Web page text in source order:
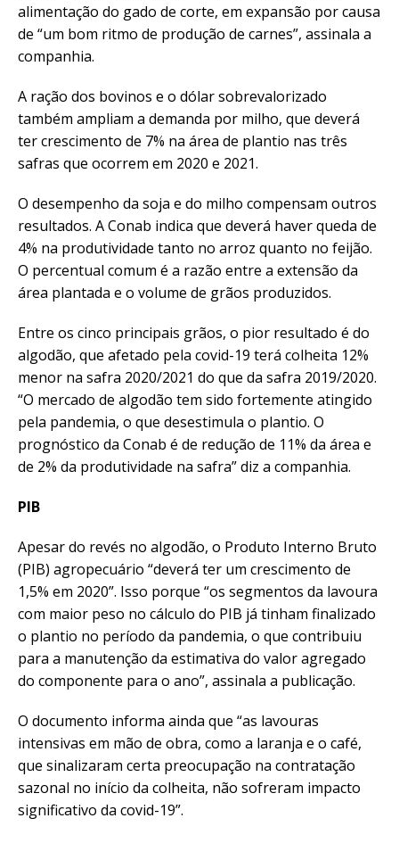
alimentação do gado de corte, em expansão por causa
de “um bom ritmo de produção de carnes”, assinala a
companhia.
A ração dos bovinos e o dólar sobrevalorizado
também ampliam a demanda por milho, que deverá
ter crescimento de 7% na área de plantio nas três
safras que ocorrem em 2020 e 2021.
O desempenho da soja e do milho compensam outros
resultados. A Conab indica que deverá haver queda de
4% na produtividade tanto no arroz quanto no feijão.
O percentual comum é a razão entre a extensão da
área plantada e o volume de grãos produzidos.
Entre os cinco principais grãos, o pior resultado é do
algodão, que afetado pela covid-19 terá colheita 12%
menor na safra 2020/2021 do que da safra 2019/2020.
“O mercado de algodão tem sido fortemente atingido
pela pandemia, o que desestimula o plantio. O
prognóstico da Conab é de redução de 11% da área e
de 2% da produtividade na safra” diz a companhia.
PIB
Apesar do revés no algodão, o Produto Interno Bruto
(PIB) agropecuário “deverá ter um crescimento de
1,5% em 2020”. Isso porque “os segmentos da lavoura
com maior peso no cálculo do PIB já tinham finalizado
o plantio no período da pandemia, o que contribuiu
para a manutenção da estimativa do valor agregado
do componente para o ano”, assinala a publicação.
O documento informa ainda que “as lavouras
intensivas em mão de obra, como a laranja e o café,
que sinalizaram certa preocupação na contratação
sazonal no início da colheita, não sofreram impacto
significativo da covid-19”.